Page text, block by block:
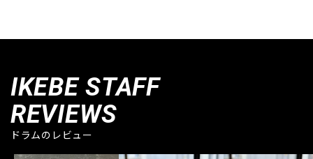
IKEBE STAFF
REVIEWS
ドラムのレビュー